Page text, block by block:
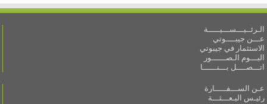
الـرئــيـــســـيـــــة
عـــن جيبــــوتي
الاستثمار في جيبوتي
البـــوم الـصــــــور
اتـــصــــل بـــنــــــا
عـن الســـفـــــارة
رئيـس البـعـــثـــة